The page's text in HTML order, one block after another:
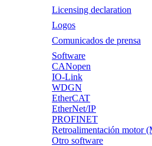
Licensing declaration
Logos
Comunicados de prensa
Software
CANopen
IO-Link
WDGN
EtherCAT
EtherNet/IP
PROFINET
Retroalimentación motor
Otro software